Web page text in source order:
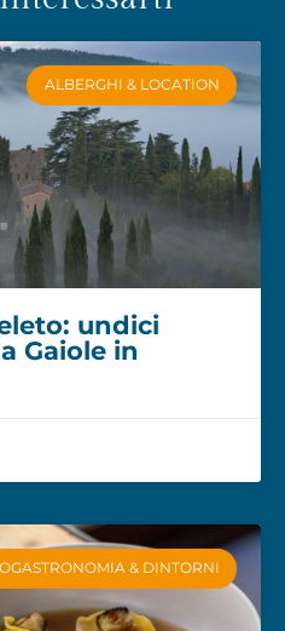
ALBERGHI & LOCATION
undici
Gaiole in
& DINTORNI